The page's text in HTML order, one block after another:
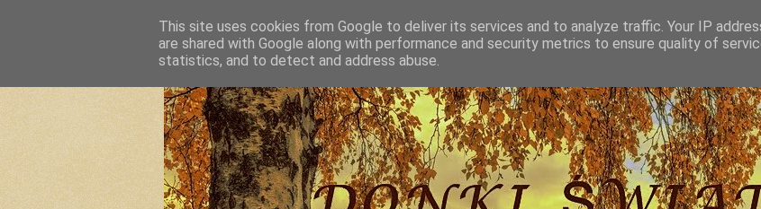
This site uses cookies from Google to deliver its services and to analyze traffic. Your IP
are shared with Google along with performance and security metrics to ensure quality of
statistics, and to detect and address abuse.